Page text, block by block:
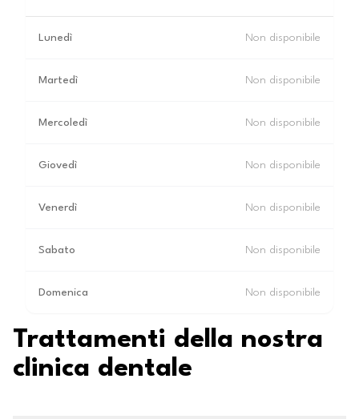
Lunedì Non disponibile
Martedì Non disponibile
Mercoledì Non disponibile
Giovedì Non disponibile
Venerdì Non disponibile
Sabato Non disponibile
Domenica Non disponibile
Trattamenti della nostra
clinica dentale